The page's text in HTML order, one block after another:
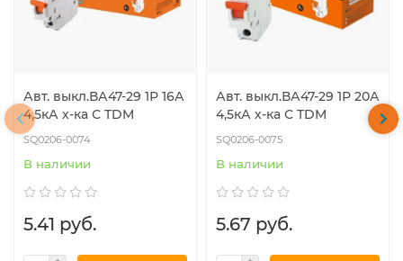
Авт. выкл.ВА47-29 1Р 16А
4,5кА х-ка С TDM
SQ0206-0074
В наличии
5.41 руб.
Авт. выкл.ВА47-29 1Р 20А
4,5кА х-ка С TDM
SQ0206-0075
В наличии
5.67 руб.